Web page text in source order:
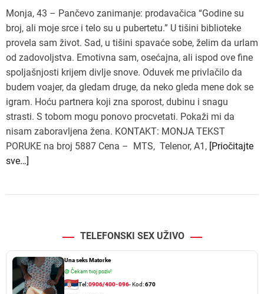
Monja, 43 – Pančevo zanimanje: prodavačica “Godine su
broj, ali moje srce i telo su u pubertetu.” U tišini biblioteke
provela sam život. Sad, u tišini spavaće sobe, želim da urlam
od zadovoljstva. Emotivna sam, osećajna, ali ispod ove fine
spoljašnjosti krijem divlje snove. Oduvek me privlačilo da
budem voajer, da gledam druge, da neko gleda mene dok se
igram. Hoću partnera koji zna sporost, dubinu i snagu
strasti. S tobom mogu ponovo procvetati. Pokaži mi da
nisam zaboravljena žena. KONTAKT: MONJA TEKST
PORUKE na broj 5887 Cena – MTS, Telenor, A1, [Priočitajte
sve…]
TELEFONSKI SEX UŽIVO
Una seks Matorke
🟢 Čekam tvoj poziv!
Tel:0906/400-096- Kod:670